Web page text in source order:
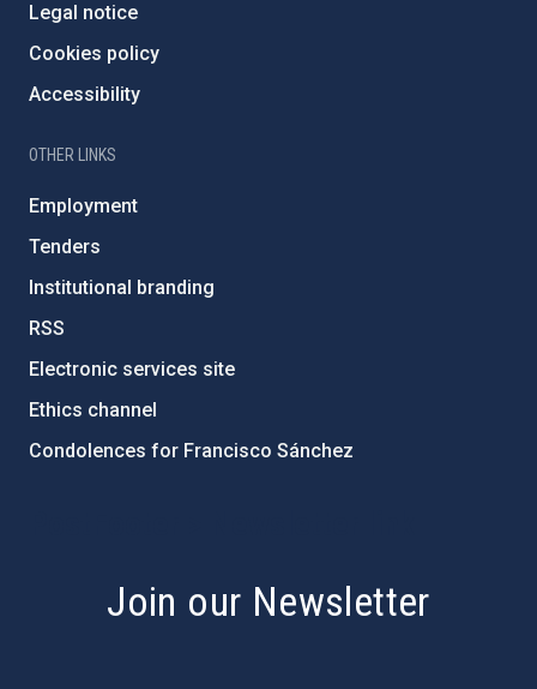
Legal notice
Cookies policy
Accessibility
OTHER LINKS
Employment
Tenders
Institutional branding
RSS
Electronic services site
Ethics channel
Condolences for Francisco Sánchez
Join our Newsletter